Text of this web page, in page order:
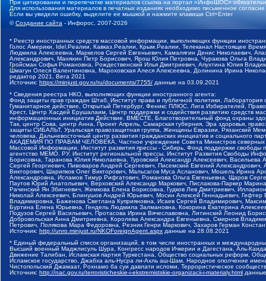
При цитировании и перепечатке материалов ссылка на портал «ИнфоШОС»
Для использования материалов в печатных изданиях необходимо письменное
Если вы увидели ошибку, выделите ее мышкой и нажмите клавиши Ctrl+Enter
©Создание сайта - Инфорос, 2007-2026
* Реестр иностранных средств массовой информации, выполняющих функции
Голос Америки, Idel.Реалии, Кавказ.Реалии, Крым.Реалии, Телеканал Настоящее
Людмила Алексеевна, Маркелов Сергей Евгеньевич, Камалягин Денис Николаевич,
Александрович, Маняхин Петр Борисович, Ярош Юлия Петровна, Чуракова Ольга
Гройсман Софья Романовна, Рождественский Илья Дмитриевич, Апухтина Юлия
Шмагун Олеся Валентиновна, Мароховская Алеся Алексеевна, Долинина Ирина
редактор 2021, Вега 2021
Источник: https://minjust.gov.ru/ru/documents/7755/ данные на 03.09.2021
* Сведения реестра НКО, выполняющих функции иностранного агента:
Фонд защиты прав граждан Штаб, Институт права и публичной политики,
Гуманитарное действие, Открытый Петербург, Феникс ПЛЮС, Лига Избирателей,
Крест, Центр Хасдей Ерушалаим, Центр поддержки и содействия развитию средств
информационных инициатив Действие, ВМЕСТЕ, Благотворительный фонд охраны
Так, центр Сова, центр Анна, Проект Апрель, Самарская губерния, Эра здоровья,
защиты СИБАЛЬТ, Уральская правозащитная группа, Женщины Евразии, Рязанский
человека, Дальневосточный центр развития гражданских инициатив и социального
АКАДЕМИЯ ПО ПРАВАМ ЧЕЛОВЕКА, Частное учреждение Совета Министров северных
Массовой Информации, Институт развития прессы - Сибирь, Фонд поддержки
агентство МЕМО. РУ, Институт региональной прессы, Институт Развития Свободы
Борисовна, Таранова Юлия Николаевна, Туровский Александр Алексеевич,
Сергей Георгиевич, Пивоваров Андрей Сергеевич, Писемский Евгений
Викторович, Шарипков Олег Викторович, Мальсагов Муса Асланович, Мошель Ирина
Александровна, Исламов Тимур Рифгатович, Романова Ольга Евгеньевна, Щаров
Паутов Юрий Анатольевич, Верховский Александр Маркович, Пислакова-Паркер
Рачинский Ян Збигневич, Жемкова Елена Борисовна, Гудков Лев Дмитриевич,
Николай Алексеевич, Блинушов Андрей Юрьевич, Мосин Алексей Геннадьевич,
Владимировна, Баженова Светлана Куприяновна, Исаев Сергей Владимирович,
Буртина Елена Юрьевна, Гендель Людмила Залмановна, Кокорина Екатерина
Подузов Сергей Васильевич, Протасова Ирина Вячеславовна, Литинский Леонид
Добровольская Анна Дмитриевна, Королева Александра Евгеньевна, Смирнов
Петрович, Полякова Мара Федоровна, Резник Генри Маркович, Захаров Герман
Источник: http://unro.minjust.ru/NKOForeignAgent.aspx данные на 28.08.2021
* Единый федеральный список организаций, в том числе иностранных и
Высший военный Маджлисуль Шура, Конгресс народов Ичкерии и Дагестана, Аль-
Движение Талибан, Исламская партия Туркестана, Общество социальных реформ,
Исламское государство, Джабха аль-Нусра ли-Ахль аш-Шам, Народное ополчение
Чистопольский Джамаат, Рохнамо ба суи давлати исломи, Террористическое
Источник: http://nac.gov.ru/terroristicheskie-i-ekstremistskie-organizacii-i-materialy.html